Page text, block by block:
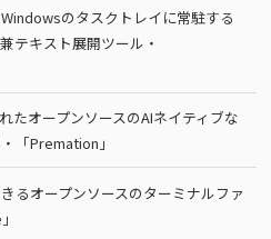
のタスクトレイに常駐する
テキスト展開ツール・
オープンソースのAIネイティブな
「Premation」
るオープンソースのターミナルファ